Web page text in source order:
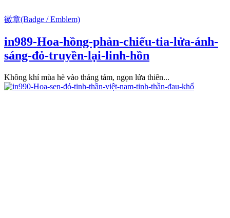
徽章(Badge / Emblem)
in989-Hoa-hồng-phản-chiếu-tia-lửa-ánh-
sáng-đỏ-truyền-lại-linh-hồn
Không khí mùa hè vào tháng tám, ngọn lửa thiên...